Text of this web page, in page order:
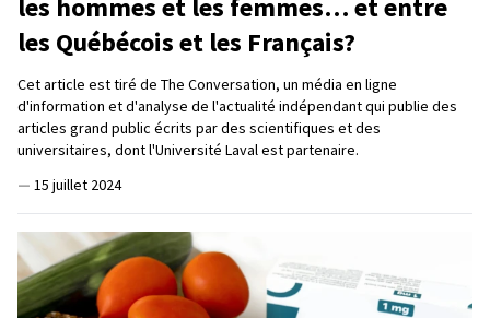
les hommes et les femmes… et entre
les Québécois et les Français?
Cet article est tiré de The Conversation, un média en ligne
d'information et d'analyse de l'actualité indépendant qui publie des
articles grand public écrits par des scientifiques et des
universitaires, dont l'Université Laval est partenaire.
— 15 juillet 2024